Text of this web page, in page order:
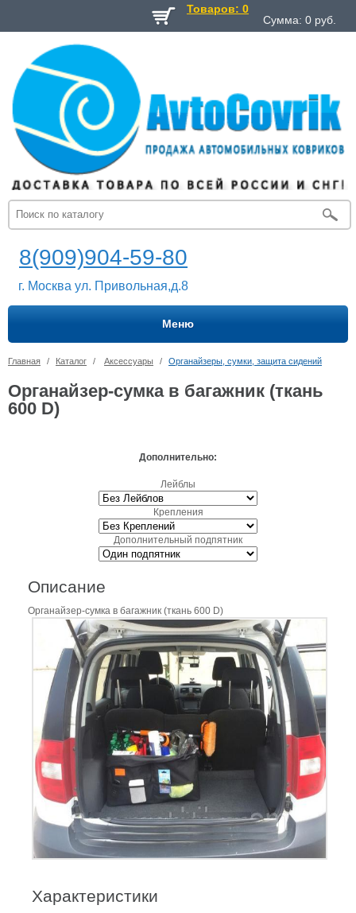
Товаров: 0
Сумма: 0 руб.
8(909)904-59-80
г. Москва ул. Привольная,д.8
Меню
Главная / Каталог / Аксессуары / Органайзеры, сумки, защита сидений
Органайзер-сумка в багажник (ткань
600 D)
Характеристики
Дополнительно:
Лейблы
Крепления
Дополнительный подпятник
Описание
Органайзер-сумка в багажник (ткань 600 D)